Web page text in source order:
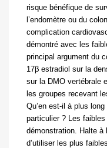
risque bénéfique de
l’endomètre ou du
complication
démontré avec les
principal argument du
17β estradiol sur la
sur la DMO vertébrale
les groupes recevant
Qu’en est-il à plus
particulier ? Les
démonstration. Halte
d’utiliser les plus